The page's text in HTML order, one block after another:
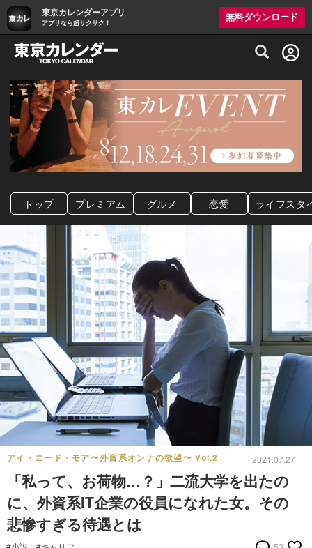
東京カレンダーアプリ
アプリなら超サクサク！
無料ダウンロード
グルメ情報・プレミアムレストラン予約
トップ プレミアム グルメ 恋愛 ライフスタ
アイ・ニード・モア〜外資系オンナの欲望〜 Vol.2 2021.07.27
「私って、お荷物…？」二流大学を出たの
に、外資系IT企業の役員になれた女。その
悲惨すぎる待遇とは